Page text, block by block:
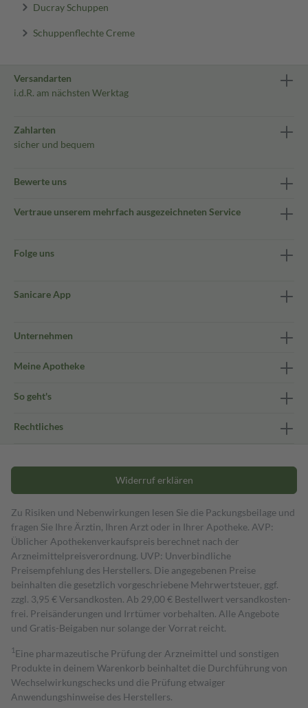
Ducray Schuppen
Schuppenflechte Creme
Versandarten
i.d.R. am nächsten Werktag
Zahlarten
sicher und bequem
Bewerte uns
Vertraue unserem mehrfach ausgezeichneten Service
Folge uns
Sanicare App
Unternehmen
Meine Apotheke
So geht's
Rechtliches
Widerruf erklären
Zu Risiken und Nebenwirkungen lesen Sie die Packungsbeilage und
fragen Sie Ihre Ärztin, Ihren Arzt oder in Ihrer Apotheke. AVP:
Üblicher Apothekenverkaufspreis berechnet nach der
Arzneimittelpreisverordnung. UVP: Unverbindliche
Preisempfehlung des Herstellers. Die angegebenen Preise
beinhalten die gesetzlich vorgeschriebene Mehrwertsteuer, ggf.
zzgl. 3,95 € Versandkosten. Ab 29,00 € Bestell­wert versand­kosten­
frei. Preisänderungen und Irrtümer vorbehalten. Alle Angebote
und Gratis-Beigaben nur solange der Vorrat reicht.
1 Eine pharmazeutische Prüfung der Arzneimittel und sonstigen
Produkte in deinem Warenkorb beinhaltet die Durchführung von
Wechselwirkungschecks und die Prüfung etwaiger
Anwendungshinweise des Herstellers.